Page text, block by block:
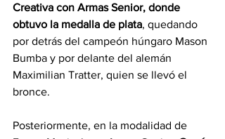
Creativa con Armas Senior, donde
obtuvo la medalla de plata, quedando
por detrás del campeón húngaro Mason
Bumba y por delante del alemán
Maximilian Tratter, quien se llevó el
bronce.
Posteriormente, en la modalidad de